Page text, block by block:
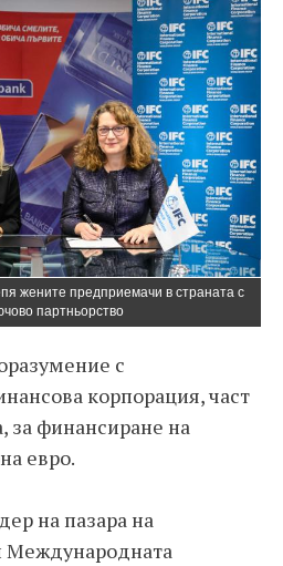
жените предприемачи в страната с
партньорство
с
корпорация, част
за финансиране на
евро.
на пазара на
Международната